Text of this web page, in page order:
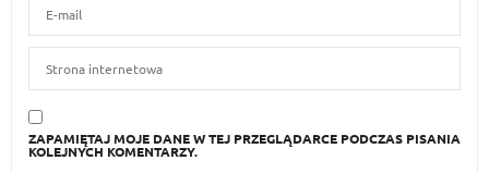
ZAPAMIĘTAJ MOJE DANE W TEJ PRZEGLĄDARCE PODCZAS PISANIA
KOLEJNYCH KOMENTARZY.